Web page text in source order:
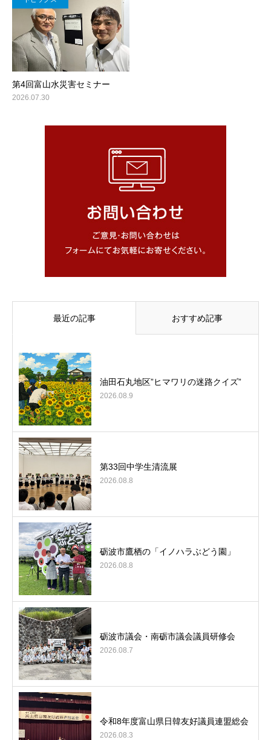
第4回富山水災害セミナー
2026.07.30
最近の記事 おすすめ記事
油田石丸地区”ヒマワリの迷路クイズ”
2026.08.9
第33回中学生清流展
2026.08.8
砺波市鷹栖の「イノハラぶどう園」
2026.08.8
砺波市議会・南砺市議会議員研修会
2026.08.7
令和8年度富山県日韓友好議員連盟総会
2026.08.3